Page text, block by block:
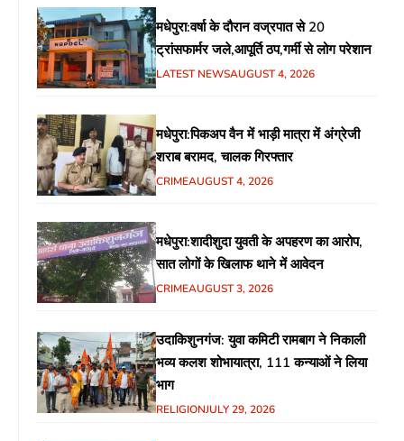
मधेपुरा:वर्षा के दौरान वज्रपात से 20
ट्रांसफार्मर जले,आपूर्ति ठप,गर्मी से लोग परेशान
LATEST NEWSAUGUST 4, 2026
मधेपुरा:पिकअप वैन में भाड़ी मात्रा में अंग्रेजी
शराब बरामद, चालक गिरफ्तार
CRIMEAUGUST 4, 2026
मधेपुरा:शादीशुदा युवती के अपहरण का आरोप,
सात लोगों के खिलाफ थाने में आवेदन
CRIMEAUGUST 3, 2026
उदाकिशुनगंज: युवा कमिटी रामबाग ने निकाली
भव्य कलश शोभायात्रा, 111 कन्याओं ने लिया
भाग
RELIGIONJULY 29, 2026